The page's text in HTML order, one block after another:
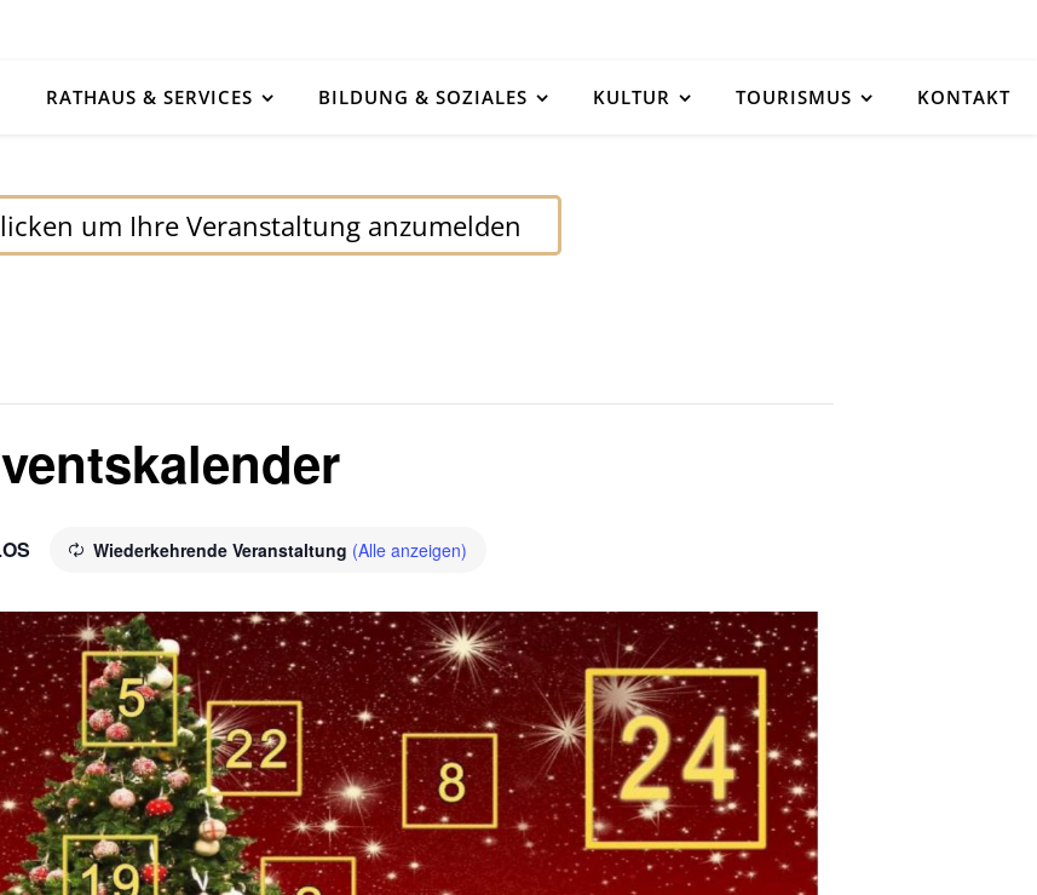
RATHAUS & SERVICES BILDUNG & SOZIALES KULTUR TOURISMUS KONTAKT
um Ihre Veranstaltung anzumelden
Wiederkehrende Veranstaltung (Alle anzeigen)